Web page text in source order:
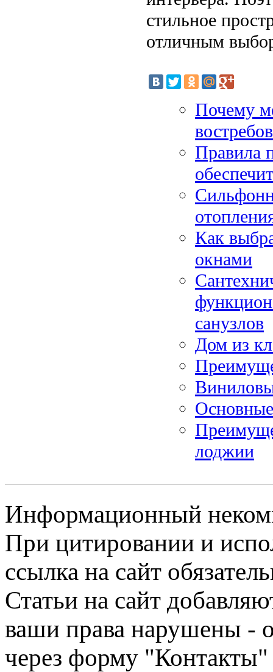
стильное
отличным
Почему
Правила
Как
окнами
санузлов
Дом из
лоджии
Информационный
При цитировании и
ссылка на сайт
Статьи на сайт
ваши права нарушены -
через форму "Контакты"